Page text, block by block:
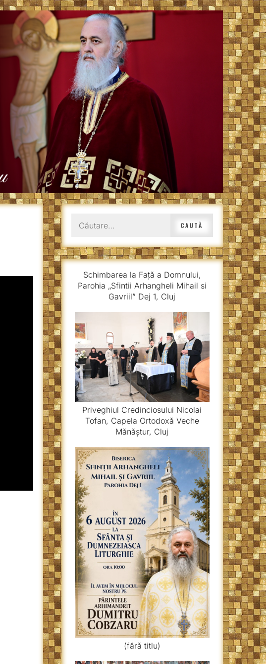
după:
Schimbarea la Față a Domnului,
Parohia „Sfintii Arhangheli Mihail si
Gavriil” Dej 1, Cluj
Priveghiul Credinciosului Nicolai
Tofan, Capela Ortodoxă Veche
Mănăștur, Cluj
(fără titlu)